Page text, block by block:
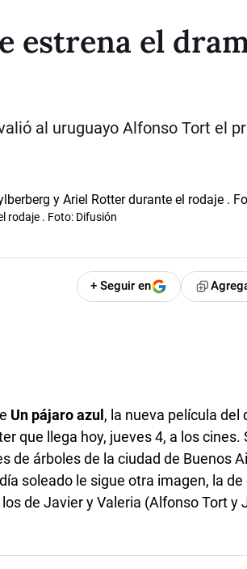
estrena el
al uruguayo Alfonso Tort el
rodaje . Foto: Difusión
+ Seguir en
Un pájaro azul, la nueva película del
que llega hoy, jueves 4, a los cines.
de árboles de la ciudad de Buenos
soleado le sigue otra imagen, la
de Javier y Valeria (Alfonso Tort y